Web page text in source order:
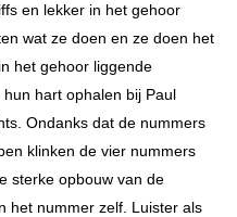
en lekker in het gehoor
wat ze doen en ze doen het
het gehoor liggende
hart ophalen bij Paul
Ondanks dat de nummers
klinken de vier nummers
sterke opbouw van de
het nummer zelf. Luister als